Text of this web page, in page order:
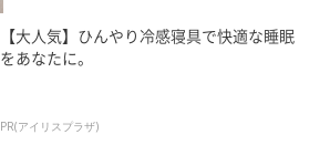
【大人気】ひんやり冷感寝具で快適な睡眠
をあなたに。
PR(アイリスプラザ)